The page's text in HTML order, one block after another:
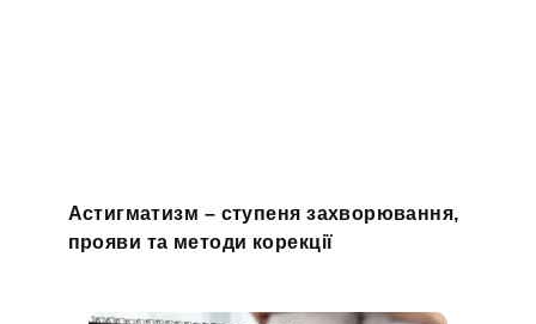
Астигматизм – ступеня захворювання,
прояви та методи корекції